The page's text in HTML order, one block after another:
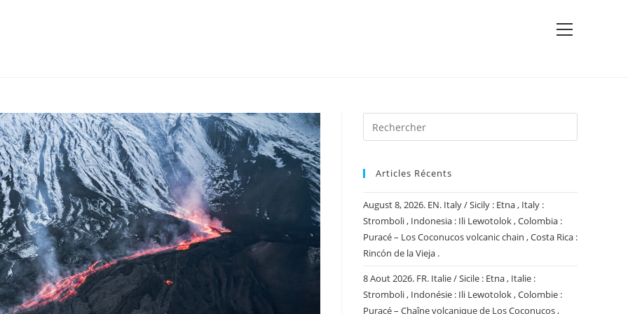
View
Articles Récents
August 8, 2026. EN. Italy / Sicily : Etna , Italy :
Stromboli , Indonesia : Ili Lewotolok , Colombia :
Puracé – Los Coconucos volcanic chain , Costa Rica :
Rincón de la Vieja .
8 Aout 2026. FR. Italie / Sicile : Etna , Italie :
Stromboli , Indonésie : Ili Lewotolok , Colombie :
Puracé – Chaîne volcanique de Los Coconucos ,